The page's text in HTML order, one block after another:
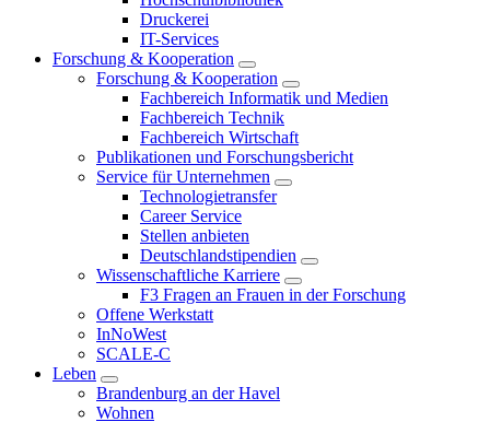
Druckerei
IT-Services
Forschung & Kooperation
Forschung & Kooperation
Fachbereich Informatik und Medien
Fachbereich Technik
Fachbereich Wirtschaft
Publikationen und Forschungsbericht
Service für Unternehmen
Technologietransfer
Career Service
Stellen anbieten
Deutschlandstipendien
Wissenschaftliche Karriere
F3 Fragen an Frauen in der Forschung
Offene Werkstatt
InNoWest
SCALE-C
Leben
Brandenburg an der Havel
Wohnen